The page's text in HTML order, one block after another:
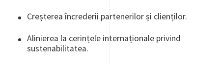
Creșterea încrederii partenerilor și clienților.
Alinierea la cerințele internaționale privind
sustenabilitatea.